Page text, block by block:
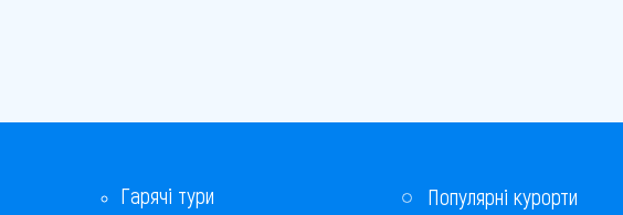
Гарячі тури
Популярні курорти